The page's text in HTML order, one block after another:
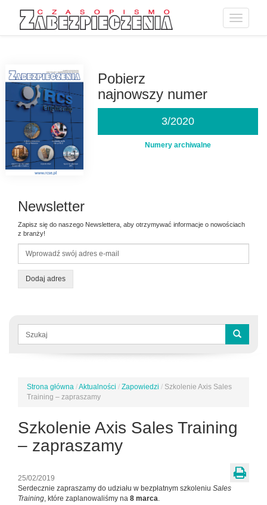
Toggle
Pobierz
najnowszy numer
3/2020
Numery archiwalne
Newsletter
Zapisz się do naszego Newslettera, aby otrzymywać informacje o nowościach
z branży!
Dodaj adres
Formularz
wyszukiwania
Jesteś
tutaj
Strona główna /Aktualności / Zapowiedzi / Szkolenie Axis Sales
Training – zapraszamy
Szkolenie Axis Sales Training
– zapraszamy
25/02/2019
Serdecznie zapraszamy do udziału w bezpłatnym szkoleniu Sales
Training, które zaplanowaliśmy na 8 marca.